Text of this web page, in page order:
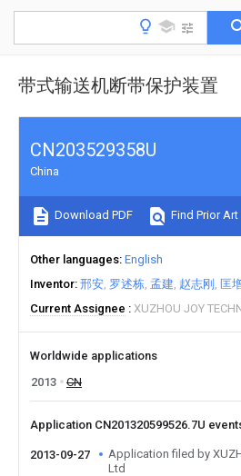
带式输送机断带保护装置
CN203529358U
China
Download PDF Find Prior Art
Other languages English
Inventor 邢安 罗述栋 孟建 赵志刚 匡
Current Assignee
XUZHOU JOY
Worldwide applications
2013
CN
Application CN201320599526.7U
2013-09-27
Application filed by
Ltd